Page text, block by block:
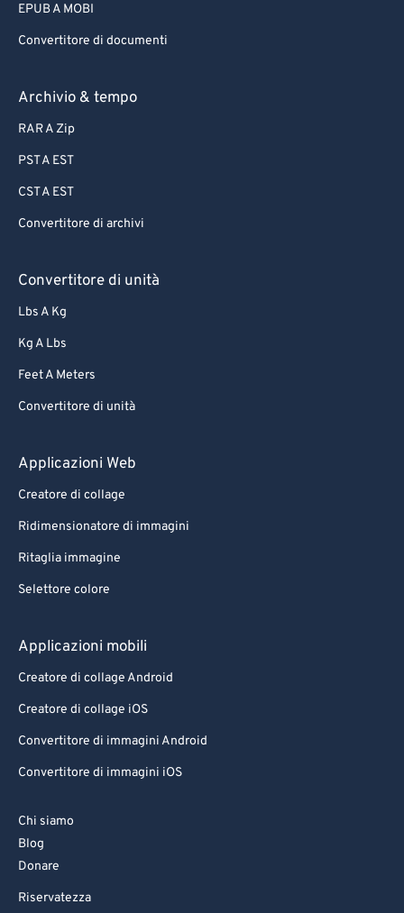
EPUB A MOBI
Convertitore di documenti
Archivio & tempo
RAR A Zip
PST A EST
CST A EST
Convertitore di archivi
Convertitore di unità
Lbs A Kg
Kg A Lbs
Feet A Meters
Convertitore di unità
Applicazioni Web
Creatore di collage
Ridimensionatore di immagini
Ritaglia immagine
Selettore colore
Applicazioni mobili
Creatore di collage Android
Creatore di collage iOS
Convertitore di immagini Android
Convertitore di immagini iOS
Chi siamo
Blog
Donare
Riservatezza